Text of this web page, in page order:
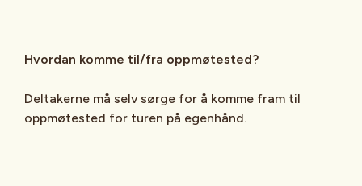
Hvordan komme til/fra oppmøtested?
Deltakerne må selv sørge for å komme fram til
oppmøtested for turen på egenhånd.